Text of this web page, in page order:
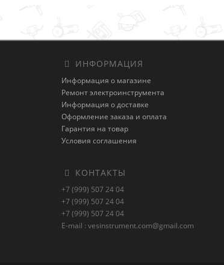
ИНФОРМАЦИЯ
Информация о магазине
Ремонт электроинструмента
Информация о доставке
Оформление заказа и оплата
Гарантия на товар
Условия соглашения
КОНТАКТЫ
+7 (999) 507 24 04
+7 (999) 507 24 04
+7 (999) 507 24 04
E-mail : vesinstrument.com@gmail.com